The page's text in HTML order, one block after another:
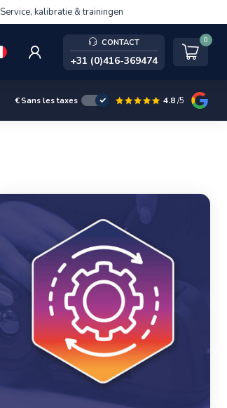
Service, kalibratie & trainingen
CONTACT
+31 (0)416-369474
0
€Sans les taxes 4.8/5